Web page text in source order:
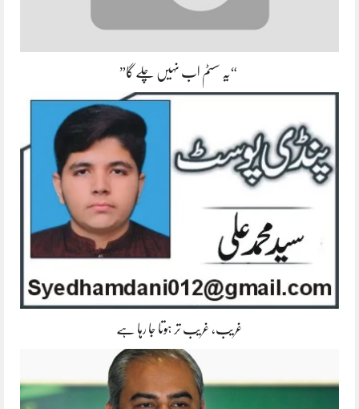
“یہ سسٹم اب نہیں چلے گا”
غریب، غریب تر ہوتا جا رہا ہے